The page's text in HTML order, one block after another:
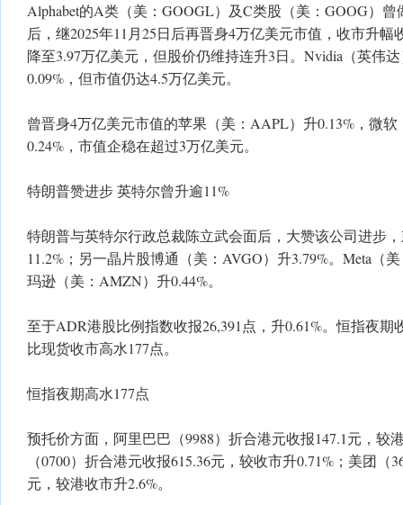
Alphabet的A类（美：GOOGL）及C类股（美：GOOG）
后，继2025年11月25日后再晋身4万亿美元市值，收市升幅
降至3.97万亿美元，但股价仍维持连升3日。Nvidia（英伟
0.09%，但市值仍达4.5万亿美元。
曾晋身4万亿美元市值的苹果（美：AAPL）升0.13%，微
0.24%，市值企稳在超过3万亿美元。
特朗普赞进步 英特尔曾升逾11%
特朗普与英特尔行政总裁陈立武会面后，大赞该公司进步
11.2%；另一晶片股博通（美：AVGO）升3.79%。Meta（
玛逊（美：AMZN）升0.44%。
至于ADR港股比例指数收报26,391点，升0.61%。恒指夜期
比现货收市高水177点。
恒指夜期高水177点
预托价方面，阿里巴巴（9988）折合港元收报147.1元，较
（0700）折合港元收报615.36元，较收市升0.71%；美团（
元，较港收市升2.6%。